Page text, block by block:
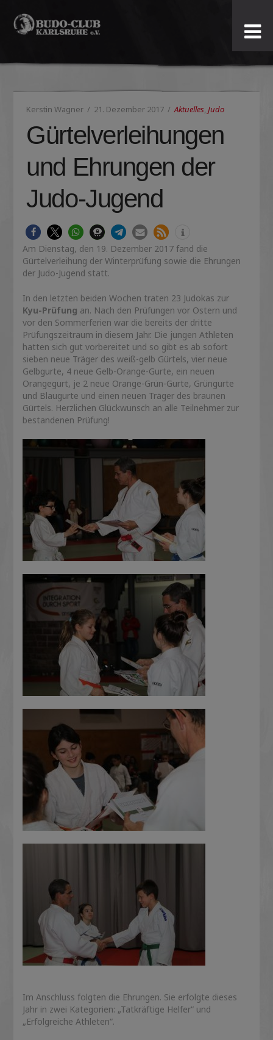
Budo-
Club
Karlsruhe
e.V.
Kerstin Wagner 21. Dezember 2017 Aktuelles, Judo
Gürtelverleihungen
und Ehrungen der
Judo-Jugend
Am Dienstag, den 19. Dezember 2017 fand die
Gürtelverleihung der Winterprüfung sowie die Ehrungen
der Judo-Jugend statt.
In den letzten beiden Wochen traten 23 Judokas zur
Kyu-Prüfung an. Nach den Prüfungen vor Ostern und
vor den Sommerferien war die bereits der dritte
Prüfungszeitraum in diesem Jahr. Die jungen Athleten
hatten sich gut vorbereitet und so gibt es ab sofort
sieben neue Träger des weiß-gelb Gürtels, vier neue
Gelbgurte, 4 neue Gelb-Orange-Gurte, ein neuen
Orangegurt, je 2 neue Orange-Grün-Gurte, Grüngurte
und Blaugurte und einen neuen Träger des braunen
Gürtels. Herzlichen Glückwunsch an alle Teilnehmer zur
bestandenen Prüfung!
Im Anschluss folgten die Ehrungen. Sie erfolgte dieses
Jahr in zwei Kategorien: „Tatkräftige Helfer“ und
„Erfolgreiche Athleten“.